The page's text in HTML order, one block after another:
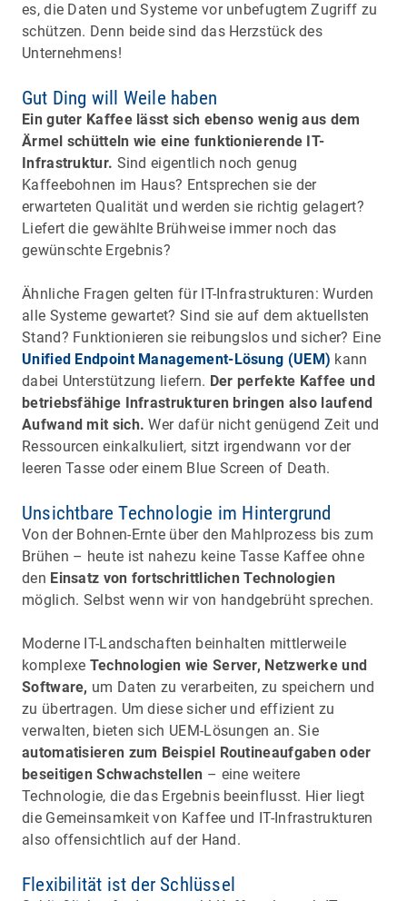
es, die Daten und Systeme vor unbefugtem Zugriff zu
schützen. Denn beide sind das Herzstück des
Unternehmens!
Gut Ding will Weile haben
Ein guter Kaffee lässt sich ebenso wenig aus dem
Ärmel schütteln wie eine funktionierende IT-
Infrastruktur. Sind eigentlich noch genug
Kaffeebohnen im Haus? Entsprechen sie der
erwarteten Qualität und werden sie richtig gelagert?
Liefert die gewählte Brühweise immer noch das
gewünschte Ergebnis?
Ähnliche Fragen gelten für IT-Infrastrukturen: Wurden
alle Systeme gewartet? Sind sie auf dem aktuellsten
Stand? Funktionieren sie reibungslos und sicher? Eine
Unified Endpoint Management-Lösung (UEM) kann
dabei Unterstützung liefern. Der perfekte Kaffee und
betriebsfähige Infrastrukturen bringen also laufend
Aufwand mit sich. Wer dafür nicht genügend Zeit und
Ressourcen einkalkuliert, sitzt irgendwann vor der
leeren Tasse oder einem Blue Screen of Death.
Unsichtbare Technologie im Hintergrund
Von der Bohnen-Ernte über den Mahlprozess bis zum
Brühen – heute ist nahezu keine Tasse Kaffee ohne
den Einsatz von fortschrittlichen Technologien
möglich. Selbst wenn wir von handgebrüht sprechen.
Moderne IT-Landschaften beinhalten mittlerweile
komplexe Technologien wie Server, Netzwerke und
Software, um Daten zu verarbeiten, zu speichern und
zu übertragen. Um diese sicher und effizient zu
verwalten, bieten sich UEM-Lösungen an. Sie
automatisieren zum Beispiel Routineaufgaben oder
beseitigen Schwachstellen – eine weitere
Technologie, die das Ergebnis beeinflusst. Hier liegt
die Gemeinsamkeit von Kaffee und IT-Infrastrukturen
also offensichtlich auf der Hand.
Flexibilität ist der Schlüssel